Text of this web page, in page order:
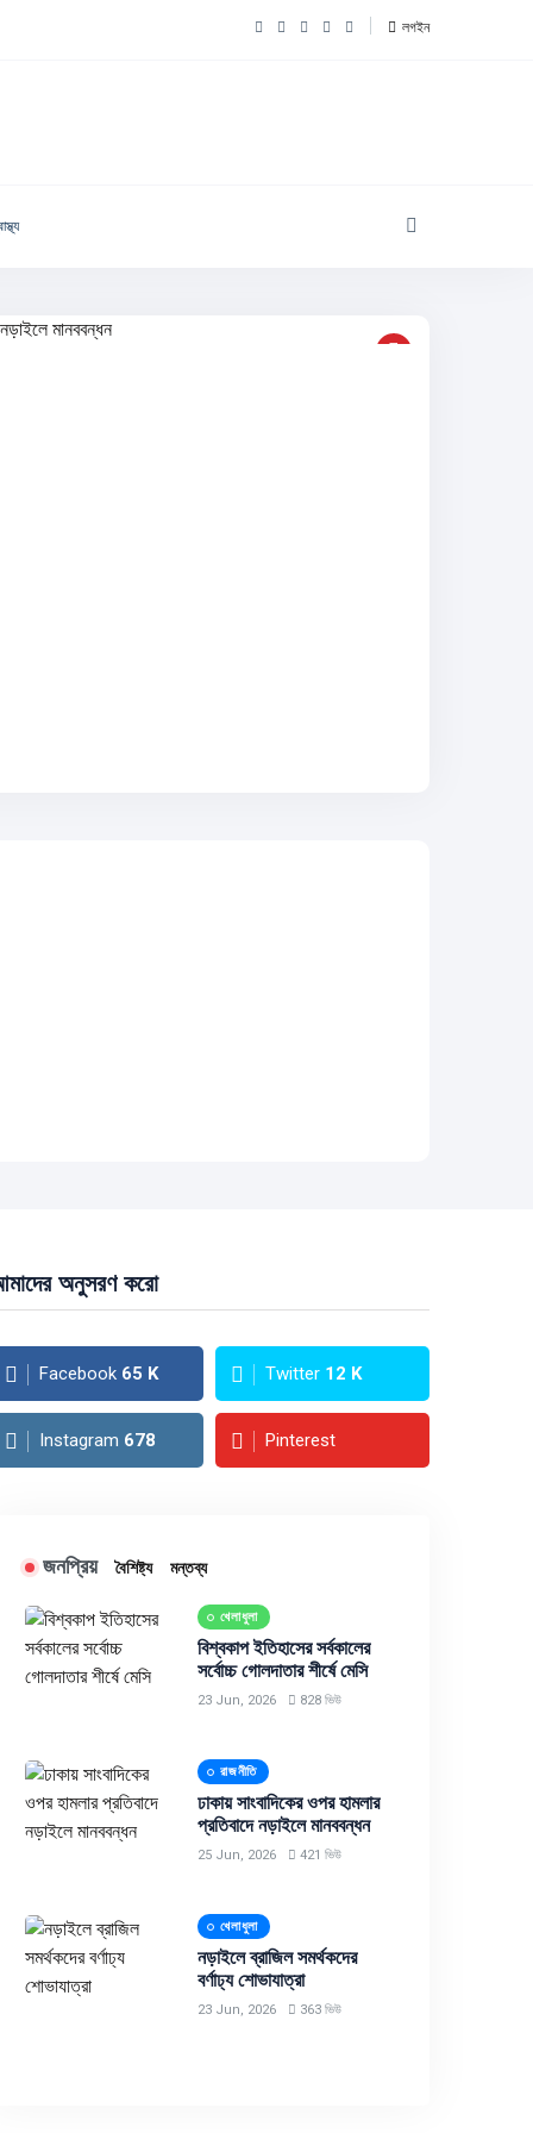
লগইন
অনুসরণ করো
Facebook 65 K Twitter 12 K
Instagram 678 Pinterest
জনপ্রিয় বৈশিষ্ট্য মন্তব্য
খেলাধুলা
বিশ্বকাপ ইতিহাসের সর্বকালের
সর্বোচ্চ গোলদাতার শীর্ষে মেসি
23 Jun, 2026 828 ভিউ
রাজনীতি
ঢাকায় সাংবাদিকের ওপর হামলার
প্রতিবাদে নড়াইলে মানববন্ধন
25 Jun, 2026 421 ভিউ
খেলাধুলা
নড়াইলে ব্রাজিল সমর্থকদের
বর্ণাঢ্য শোভাযাত্রা
23 Jun, 2026 363 ভিউ